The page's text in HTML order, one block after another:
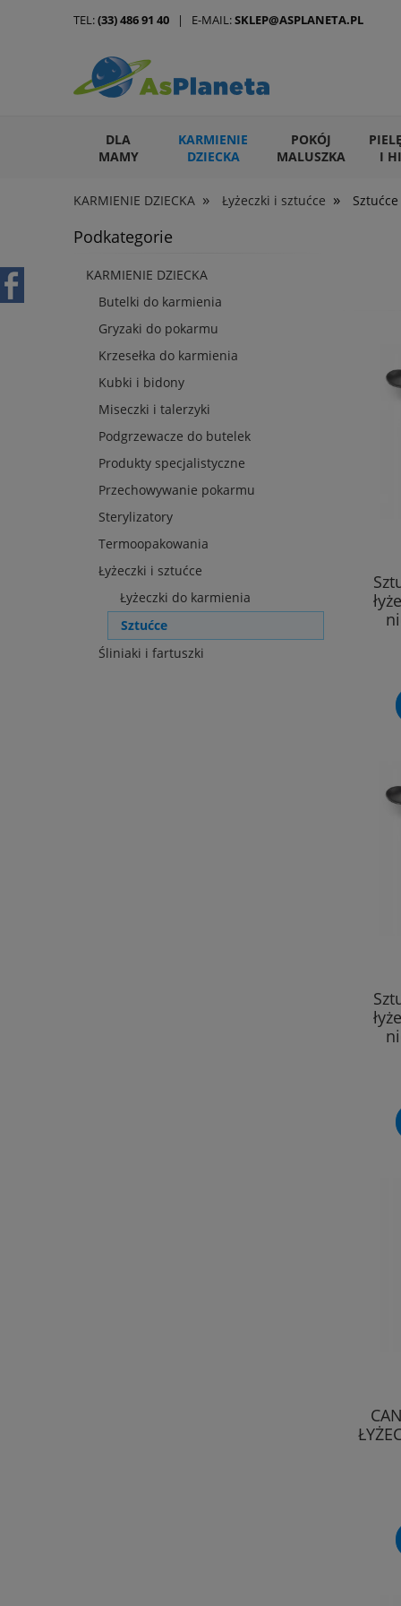
DLA
MAMY
KARMIENIE
DZIECKA
POKÓJ
MALUSZKA
I
ARTYKUŁY DLA ZWIERZĄT
KARMIENIE DZIECKA » Łyżeczki i sztućce » Sztućce
TEL:(33) 486 91 40 | E-MAIL:SKLEP@ASPLANETA.PL
Podkategorie
KARMIENIE DZIECKA
Butelki do karmienia
Gryzaki do pokarmu
Krzesełka do karmienia
Kubki i bidony
Miseczki i talerzyki
Podgrzewacze do butelek
Produkty specjalistyczne
Przechowywanie pokarmu
Sterylizatory
Termoopakowania
Łyżeczki i sztućce
Łyżeczki do karmienia
Sztućce
Śliniaki i fartuszki